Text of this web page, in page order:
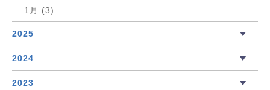
1月 (3)
2025
2024
2023